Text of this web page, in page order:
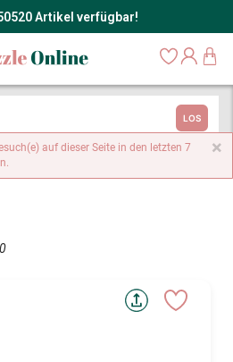
Artikel verfügbar!
LOS
×
auf dieser Seite in den letzten 7